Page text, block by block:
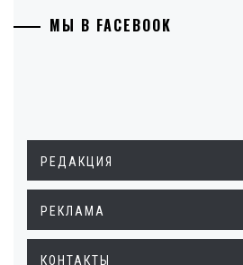
МЫ В FACEBOOK
РЕДАКЦИЯ
РЕКЛАМА
КОНТАКТЫ